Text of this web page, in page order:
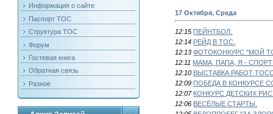
Информация о сайте
Паспорт ТОС
Структура ТОС
Форум
Гостевая книга
Обратная связь
Разное
17 Октября, Среда
12:15 ПЕЙНТБОЛ.
12:14 РЕЙД В ТОС.
12:13 ФОТОКОНКУРС "МОЙ
12:11 МАМА, ПАПА, Я -
12:10 ВЫСТАВКА РАБОТ
12:09 ПОБЕДА В КОНКУРСЕ
12:07 КОНКУРС ДЕТСКИХ
12:06 ВЕСЁЛЫЕ СТАРТЫ.